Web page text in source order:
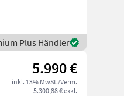
Plus Händler
5.990 €
inkl. 13% MwSt./Verm.
5.300,88 € exkl.